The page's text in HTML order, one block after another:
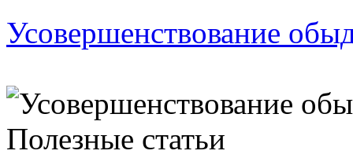
Усовершенствование
Полезные статьи